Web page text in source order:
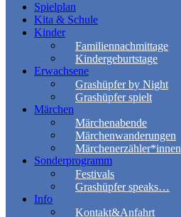
Spielplan
Kita & Schule
Kinder
Familiennachmittage
Kindergeburtstage
Erwachsene
Grashüpfer by Night
Grashüpfer spielt
Märchen
Märchenabende
Märchenwanderungen
Märchenerzähler*innen
Sonderprogramm
Festivals
Grashüpfer speaks…
Info
Kontakt&Anfahrt